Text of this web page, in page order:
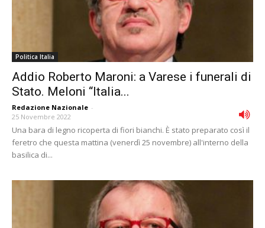
Politica Italia
Addio Roberto Maroni: a Varese i funerali di
Stato. Meloni “Italia...
Redazione Nazionale -
25 Novembre 2022
Una bara di legno ricoperta di fiori bianchi. È stato preparato così il
feretro che questa mattina (venerdì 25 novembre) all'interno della
basilica di...